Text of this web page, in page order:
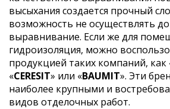
высыхания создается прочный
возможность не осуществлять
выравнивание. Если же для
гидроизоляция, можно
продукцией таких компаний, как
«CERESIT» или «BAUMIT». Эти
наиболее крупными и
видов отделочных работ.